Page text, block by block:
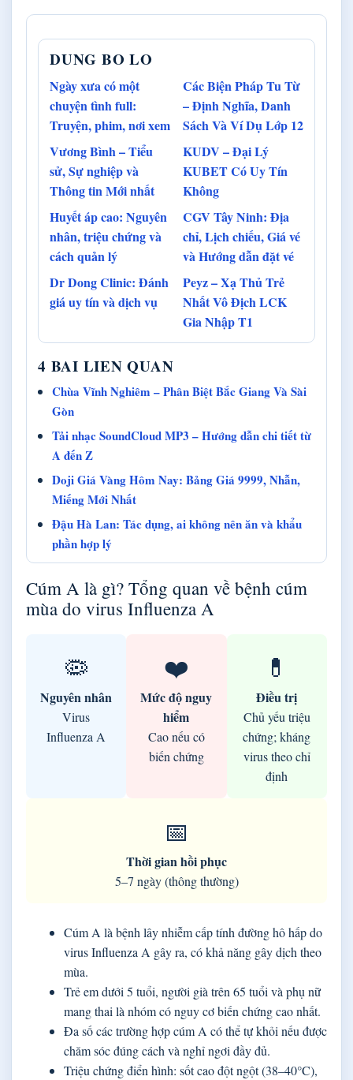
DUNG BO LO
Ngày xưa có một
chuyện tình full:
Truyện, phim, nơi xem
Các Biện Pháp Tu Từ
– Định Nghĩa, Danh
Sách Và Ví Dụ Lớp 12
Vương Bình – Tiểu
sử, Sự nghiệp và
Thông tin Mới nhất
KUDV – Đại Lý
KUBET Có Uy Tín
Không
Huyết áp cao: Nguyên
nhân, triệu chứng và
cách quản lý
CGV Tây Ninh: Địa
chỉ, Lịch chiếu, Giá vé
và Hướng dẫn đặt vé
Dr Dong Clinic: Đánh
giá uy tín và dịch vụ
Peyz – Xạ Thủ Trẻ
Nhất Vô Địch LCK
Gia Nhập T1
4 BAI LIEN QUAN
Chùa Vĩnh Nghiêm – Phân Biệt Bắc Giang Và Sài
Gòn
Tải nhạc SoundCloud MP3 – Hướng dẫn chi tiết từ
A đến Z
Doji Giá Vàng Hôm Nay: Bảng Giá 9999, Nhẫn,
Miếng Mới Nhất
Đậu Hà Lan: Tác dụng, ai không nên ăn và khẩu
phần hợp lý
Cúm A là gì? Tổng quan về bệnh cúm
mùa do virus Influenza A
🦠
Nguyên nhân
Virus
Influenza A
❤️
Mức độ nguy
hiểm
Cao nếu có
biến chứng
💊
Điều trị
Chủ yếu triệu
chứng; kháng
virus theo chỉ
định
📅
Thời gian hồi phục
5–7 ngày (thông thường)
Cúm A là bệnh lây nhiễm cấp tính đường hô hấp do
virus Influenza A gây ra, có khả năng gây dịch theo
mùa.
Trẻ em dưới 5 tuổi, người già trên 65 tuổi và phụ nữ
mang thai là nhóm có nguy cơ biến chứng cao nhất.
Đa số các trường hợp cúm A có thể tự khỏi nếu được
chăm sóc đúng cách và nghỉ ngơi đầy đủ.
Triệu chứng điển hình: sốt cao đột ngột (38–40°C),